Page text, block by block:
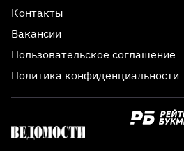
Контакты
Вакансии
Пользовательское соглашение
Политика конфиденциальности